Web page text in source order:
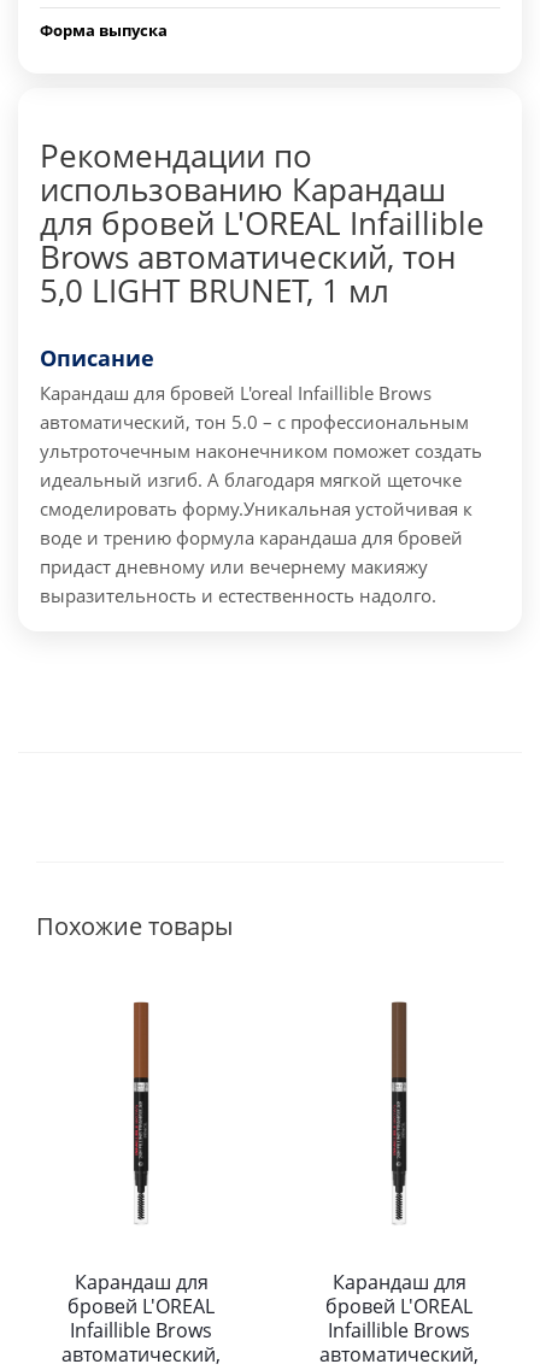
Форма выпуска
Рекомендации по
использованию Карандаш
для бровей L'OREAL Infaillible
Brows автоматический, тон
5,0 LIGHT BRUNET, 1 мл
Описание
Карандаш для бровей L'oreal Infaillible Brows
автоматический, тон 5.0 – с профессиональным
ультроточечным наконечником поможет создать
идеальный изгиб. А благодаря мягкой щеточке
смоделировать форму.Уникальная устойчивая к
воде и трению формула карандаша для бровей
придаст дневному или вечернему макияжу
выразительность и естественность надолго.
Похожие товары
Карандаш для
бровей L'OREAL
Infaillible Brows
автоматический,
Карандаш для
бровей L'OREAL
Infaillible Brows
автоматический,